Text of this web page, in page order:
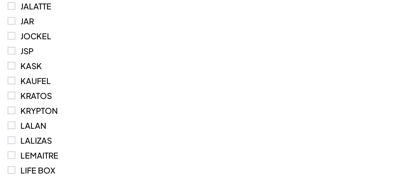
JALATTE
JAR
JOCKEL
JSP
KASK
KAUFEL
KRATOS
KRYPTON
LALAN
LALIZAS
LEMAITRE
LIFE BOX